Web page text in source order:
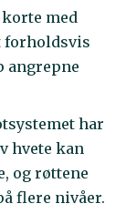
med
forholdsvis
angrepne
har
hvete kan
og røttene
flere nivåer.